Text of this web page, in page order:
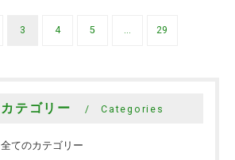
3 4 5 ... 29
カテゴリー Categories
全てのカテゴリー